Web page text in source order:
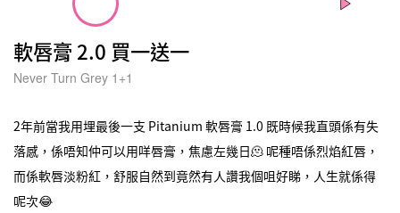
軟唇膏 2.0 買一送一
Never Turn Grey 1+1
2年前當我用埋最後一支 Pitanium 軟唇膏 1.0 既時候我直頭係有失
落感，係唔知仲可以用咩唇膏，焦慮左幾日🫠 呢種唔係烈焰紅唇，
而係軟唇淡粉紅，舒服自然到竟然有人讚我個咀好睇，人生就係得
呢次😂